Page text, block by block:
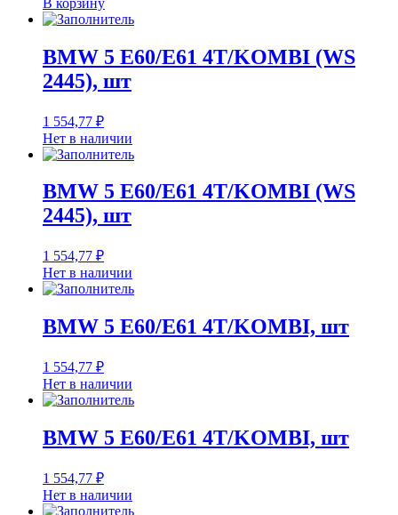
BMW 5 E60/E61 4T/KOMBI (WS
2445), шт
1 554,77 ₽
Нет в наличии
BMW 5 E60/E61 4T/KOMBI (WS
2445), шт
1 554,77 ₽
Нет в наличии
BMW 5 E60/E61 4T/KOMBI, шт
1 554,77 ₽
Нет в наличии
BMW 5 E60/E61 4T/KOMBI, шт
1 554,77 ₽
Нет в наличии